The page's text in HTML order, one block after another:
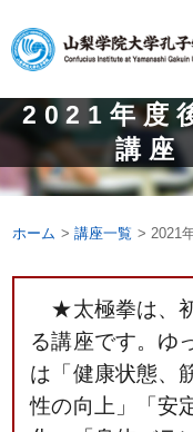
2021年度
講座
ホーム > 講座一覧 > 2021
★太極拳は、
る講座です。ゆ
は「健康状態、
性の向上」「安